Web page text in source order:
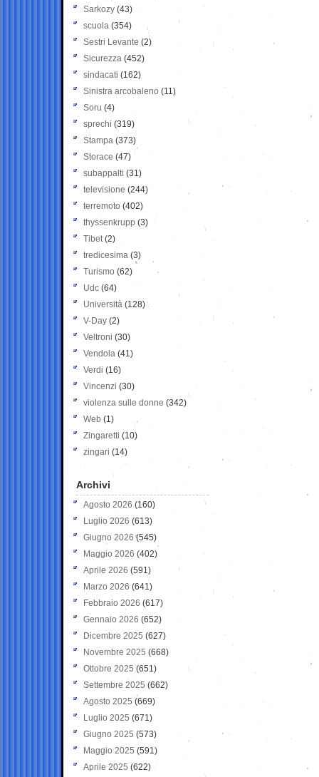
Sarkozy (43)
scuola (354)
Sestri Levante (2)
Sicurezza (452)
sindacati (162)
Sinistra arcobaleno (11)
Soru (4)
sprechi (319)
Stampa (373)
Storace (47)
subappalti (31)
televisione(244)
terremoto (402)
thyssenkrupp (3)
Tibet(2)
tredicesima (3)
Turismo (62)
Udc (64)
Università (128)
V-Day (2)
Veltroni (30)
Vendola (41)
Verdi (16)
Vincenzi (30)
violenza sulle donne (342)
Web (1)
Zingaretti (10)
zingari (14)
Archivi
Agosto 2026 (160)
Luglio 2026 (613)
Giugno 2026 (545)
Maggio 2026 (402)
Aprile 2026 (591)
Marzo 2026 (641)
Febbraio 2026 (617)
Gennaio 2026 (652)
Dicembre 2025 (627)
Novembre 2025 (668)
Ottobre 2025 (651)
Settembre 2025 (662)
Agosto 2025 (669)
Luglio 2025 (671)
Giugno 2025 (573)
Maggio 2025 (591)
Aprile 2025 (622)